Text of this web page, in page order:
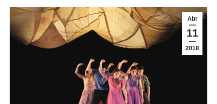
Abr
11
2018